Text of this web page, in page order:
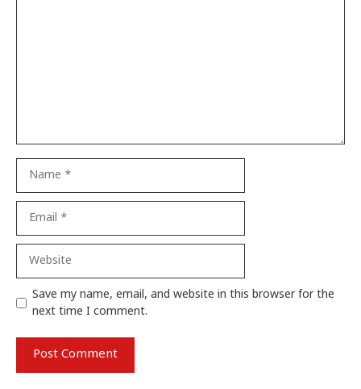
Save my name, email, and website in this browser for the
next time I comment.